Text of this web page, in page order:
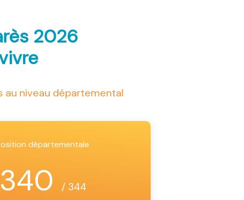
2026
au niveau départemental
départementale
340 / 344